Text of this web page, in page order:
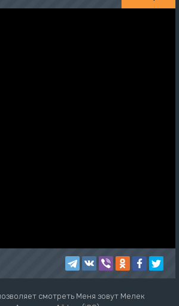
смотреть Меня зовут Мелек